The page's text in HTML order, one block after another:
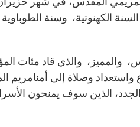
الكهنوتية، وسنة
والمميز، والذي قاد مئات
وصلاة إلى أمنامريم
الذين سوف يمنحون